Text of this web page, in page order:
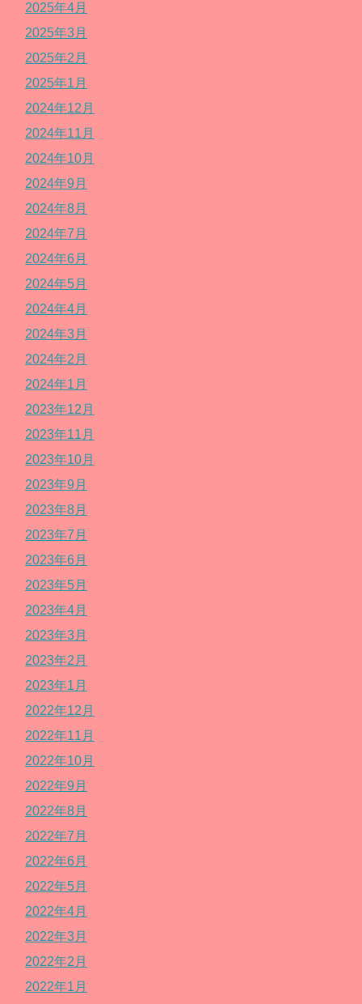
2025年4月
2025年3月
2025年2月
2025年1月
2024年12月
2024年11月
2024年10月
2024年9月
2024年8月
2024年7月
2024年6月
2024年5月
2024年4月
2024年3月
2024年2月
2024年1月
2023年12月
2023年11月
2023年10月
2023年9月
2023年8月
2023年7月
2023年6月
2023年5月
2023年4月
2023年3月
2023年2月
2023年1月
2022年12月
2022年11月
2022年10月
2022年9月
2022年8月
2022年7月
2022年6月
2022年5月
2022年4月
2022年3月
2022年2月
2022年1月